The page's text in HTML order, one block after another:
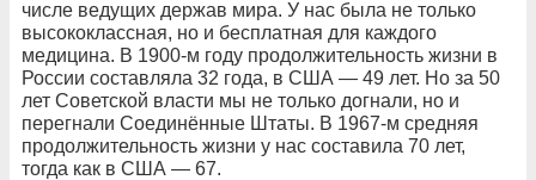
числе ведущих держав мира. У нас была не только
высококлассная, но и бесплатная для каждого
медицина. В 1900-м году продолжительность жизни в
России составляла 32 года, в США — 49 лет. Но за 50
лет Советской власти мы не только догнали, но и
перегнали Соединённые Штаты. В 1967-м средняя
продолжительность жизни у нас составила 70 лет,
тогда как в США — 67.